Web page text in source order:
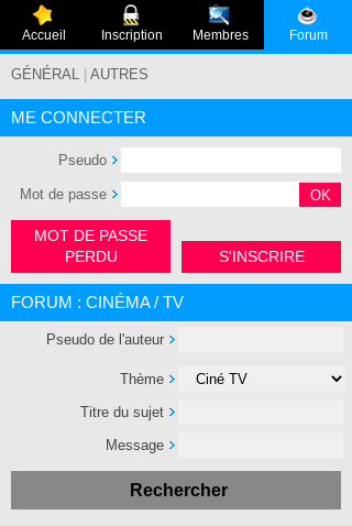
Accueil Inscription Membres Forum
GÉNÉRAL AUTRES
ME CONNECTER
Pseudo
Mot de passe
MOT DE PASSE
PERDU
S'INSCRIRE
FORUM : CINÉMA / TV
Pseudo de l'auteur
Thème
Titre du sujet
Message